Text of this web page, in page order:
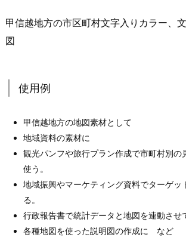
甲信越地方の市区町村文字入りカラー、
図
使用例
甲信越地方の地図素材として
地域資料の素材に
観光パンフや旅行プラン作成で市町村別の
使う。
地域振興やマーケティング資料でターゲッ
る。
行政報告書で統計データと地図を連動させ
各種地図を使った説明図の作成に など